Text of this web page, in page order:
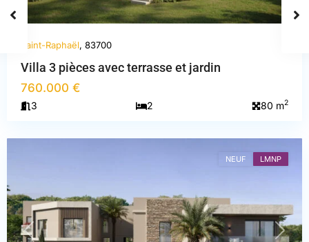
Saint-Raphaël, 83700
Villa 3 pièces avec terrasse et jardin
760.000 €
3 2 80 m2
Var
Saint-
PREVIOUS NEXT
NEUF LMNP